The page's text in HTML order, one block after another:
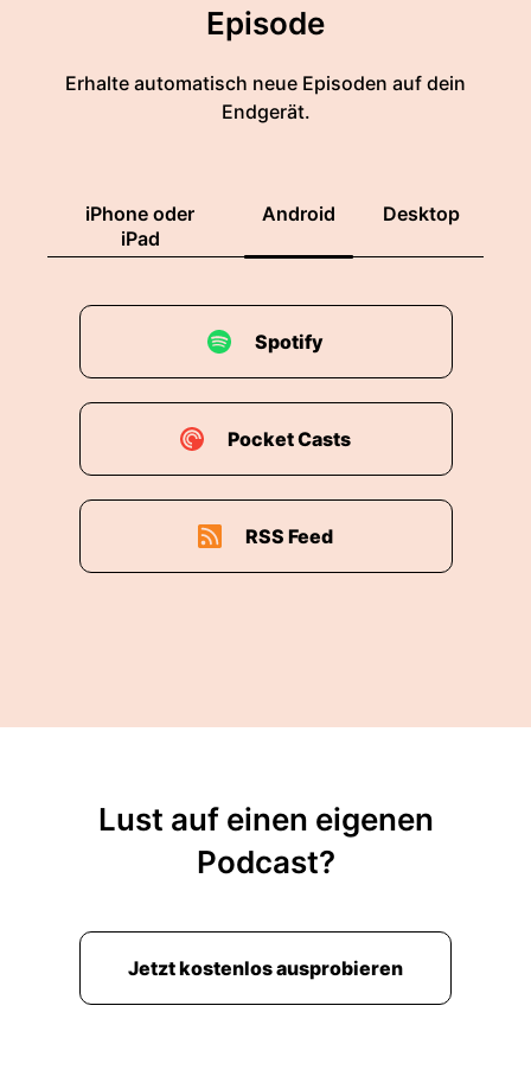
Episode
Erhalte automatisch neue Episoden auf dein
Endgerät.
iPhone oder
iPad
Android Desktop
Spotify
Pocket Casts
RSS Feed
Lust auf einen eigenen
Podcast?
Jetzt kostenlos ausprobieren